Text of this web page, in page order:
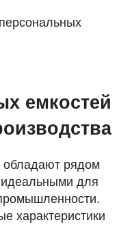
персональных
емкостей
обладают рядом
для
характеристики